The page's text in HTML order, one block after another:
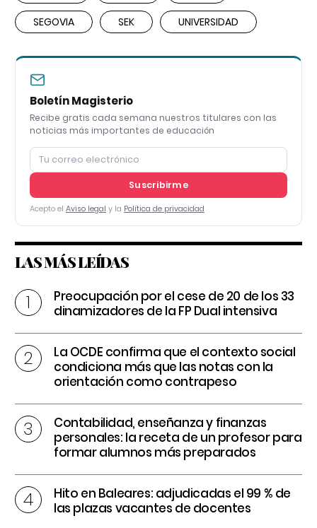
SEGOVIA SEK UNIVERSIDAD
Boletín Magisterio
Recibe gratis cada semana nuestros titulares con las
noticias más importantes de educación
Suscribirme
Acepto el Aviso legal y la Política de privacidad
LAS MÁS LEÍDAS
Preocupación por el cese de 20 de los 33
dinamizadores de la FP Dual intensiva
La OCDE confirma que el contexto social
condiciona más que las notas con la
orientación como contrapeso
Contabilidad, enseñanza y finanzas
personales: la receta de un profesor para
formar alumnos más preparados
Hito en Baleares: adjudicadas el 99 % de
las plazas vacantes de docentes